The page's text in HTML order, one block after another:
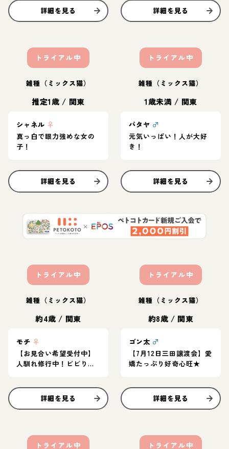
詳細を見る 詳細を見る
トライアル中
雑種（ミックス猫）
推定1歳 / 関東
シャネル ♀
真っ白で眼力強めな女の
子！
詳細を見る
トライアル中
雑種（ミックス猫）
1歳未満 / 関東
パタヤ ♂
元気いっぱい！人が大好
き！
詳細を見る
トライアル中
雑種（ミックス猫）
約4歳 / 関東
モチ ♀
【お見合い希望受付中】
人馴れ修行中！ビビりな
詳細を見る
トライアル中
雑種（ミックス猫）
約8歳 / 関東
ゴン太 ♂
【7月12日三田譲渡会】愛
嬌たっぷり好奇心旺★
詳細を見る
トライアル中 トライアル中